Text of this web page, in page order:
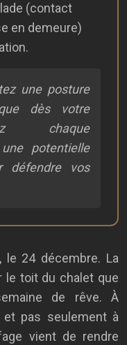
(contact
en demeure)
une posture
dès votre
chaque
potentielle
défendre vos
24 décembre. La
le toit du chalet que
de rêve. À
et pas seulement à
vient de rendre